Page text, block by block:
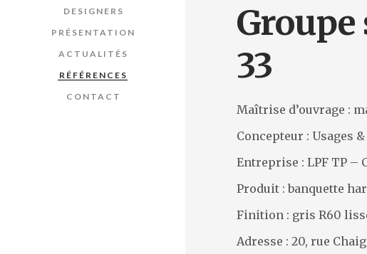
DESIGNERS
PRÉSENTATION
ACTUALITÉS
RÉFÉRENCES
CONTACT
33
Maîtrise d’ouvrage :
Concepteur : Usages
Entreprise : LPF TP –
Produit : banquette
Finition : gris R60
Adresse : 20, rue